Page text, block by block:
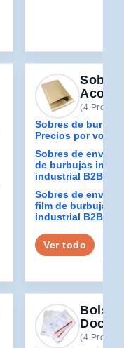
Sobres
(4
Sobres de
Precios por
Sobres de envío
de burbujas
industrial B2B
Sobres de envío
film de burbujas
industrial B2B
Ver todo
(4